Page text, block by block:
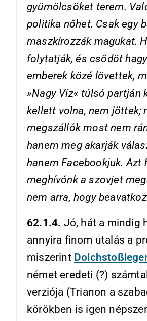
gyümölcsöket terem.
politika nőhet. Csak egy
maszkírozzák magukat.
folytatják, és csődöt
emberek közé lövettek,
»Nagy Víz« túlsó partján
kellett volna, nem jöttek;
megszállók most nem
hanem meg akarják
hanem Facebookjuk.
meghívónk a szovjet
nem arra, hogy
62.1.4. Jó, hát a mindig
annyira finom utalás a
miszerint
német eredeti (?)
verziója (Trianon a
körökben is igen